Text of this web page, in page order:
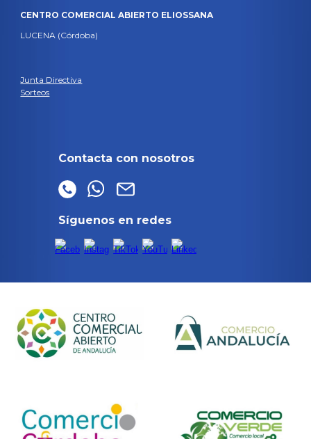
CENTRO COMERCIAL ABIERTO ELIOSSANA
LUCENA (Córdoba)
Junta Directiva
Sorteos
Contacta con nosotros
Síguenos en redes